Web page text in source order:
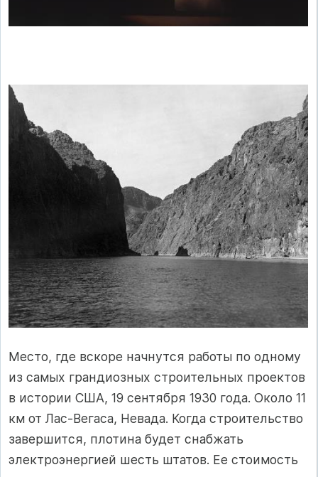
Место, где вскоре начнутся работы по одному
из самых грандиозных строительных проектов
в истории США, 19 сентября 1930 года. Около 11
км от Лас-Вегаса, Невада. Когда строительство
завершится, плотина будет снабжать
электроэнергией шесть штатов. Ее стоимость